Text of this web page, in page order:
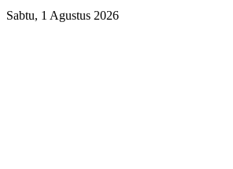
Sabtu, 1 Agustus 2026